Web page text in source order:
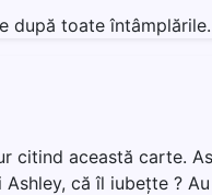
după toate
citind această carte.
că îl iubețte ?